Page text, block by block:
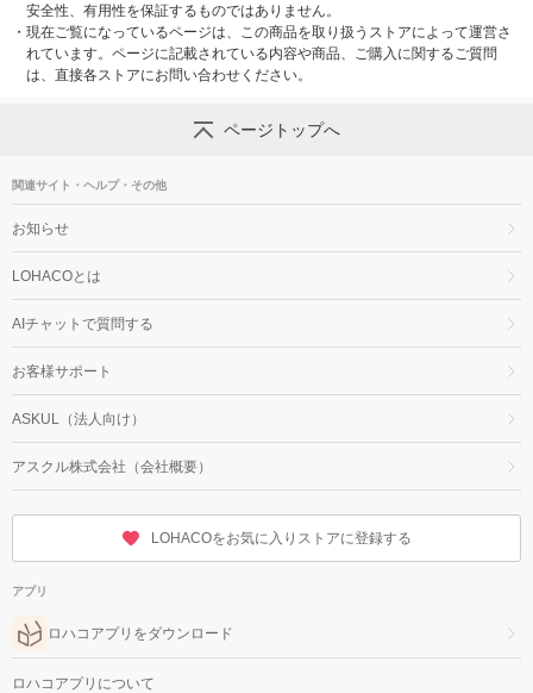
安全性、有用性を保証するものではありません。
・ 現在ご覧になっているページは、この商品を取り扱うストアによって運営さ
れています。ページに記載されている内容や商品、ご購入に関するご質問
は、直接各ストアにお問い合わせください。
ページトップへ
関連サイト・ヘルプ・その他
お知らせ
LOHACOとは
AIチャットで質問する
お客様サポート
ASKUL（法人向け）
アスクル株式会社（会社概要）
LOHACOをお気に入りストアに登録する
アプリ
ロハコアプリをダウンロード
ロハコアプリについて